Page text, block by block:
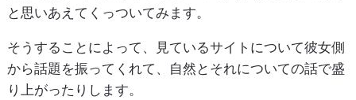
と思いあえてくっついてみます。
そうすることによって、見ているサイトについて彼女側
から話題を振ってくれて、自然とそれについての話で盛
り上がったりします。